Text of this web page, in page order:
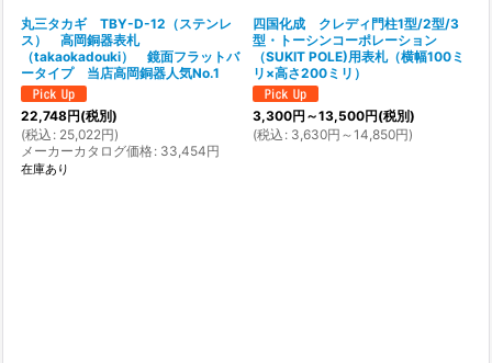
丸三タカギ TBY-D-12（ステンレ
ス） 高岡銅器表札
（takaokadouki） 鏡面フラットバ
ータイプ 当店高岡銅器人気No.1
22,748円(税別)
(税込 : 25,022円)
メーカーカタログ価格: 33,454円
在庫あり
四国化成 クレディ門柱1型/2型/3
型・トーシンコーポレーション
（SUKIT POLE)用表札（横幅100ミ
リ×高さ200ミリ）
3,300円 ～13,500円(税別)
(税込 : 3,630円 ～14,850円)